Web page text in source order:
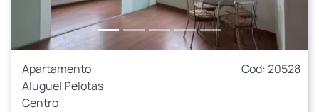
Apartamento
Cod: 20528
Aluguel Pelotas
Centro